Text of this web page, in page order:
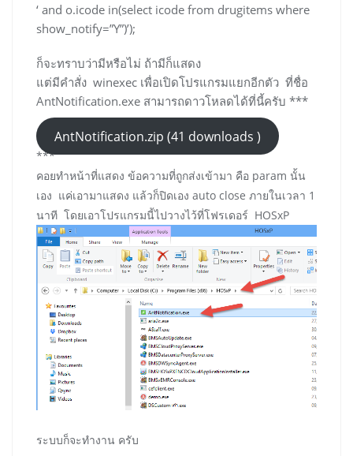
‘ and o.icode in(select icode from drugitems where
show_notify=”Y”)’);
ก็จะทราบว่ามีหรือไม่ ถ้ามีก็แสดง
แต่มีคำสั่ง winexec เพื่อเปิดโปรแกรมแยกอีกตัว ที่ชื่อ
AntNotification.exe สามารถดาวโหลดได้ที่นี้ครับ ***
AntNotification.zip (41 downloads )
***
คอยทำหน้าที่แสดง ข้อความที่ถูกส่งเข้ามา คือ param นั้น
เอง แค่เอามาแสดง แล้วก็ปิดเอง auto close ภายในเวลา 1
นาที โดยเอาโปรแกรมนี้ไปวางไว้ที่โฟรเดอร์ HOSxP
ระบบก็จะทำงาน ครับ